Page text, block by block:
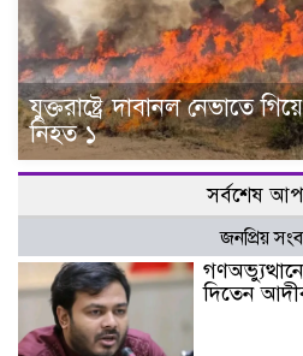
যুক্তরাষ্ট্রে দাবানল নেভাতে
নিহত ১
সর্বশেষ
জনপ্রিয়
দিতেন